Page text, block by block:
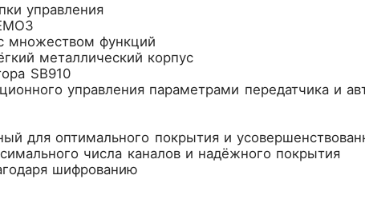
управления
множеством функций
металлический корпус
SB910
управления параметрами передатчика и
для оптимального покрытия и
числа каналов и надёжного покрытия
шифрованию